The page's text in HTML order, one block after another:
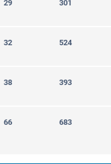
29 301
32 524
38 393
66 683